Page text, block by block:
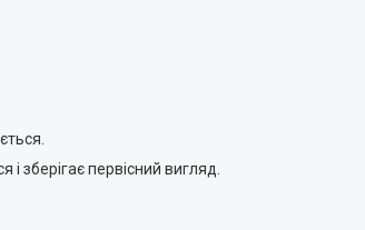
зберігає первісний вигляд.